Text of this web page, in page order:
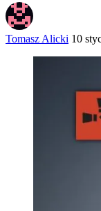
Tomasz Alicki 10